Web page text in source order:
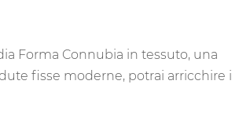
Forma Connubia in tessuto, una
fisse moderne, potrai arricchire i